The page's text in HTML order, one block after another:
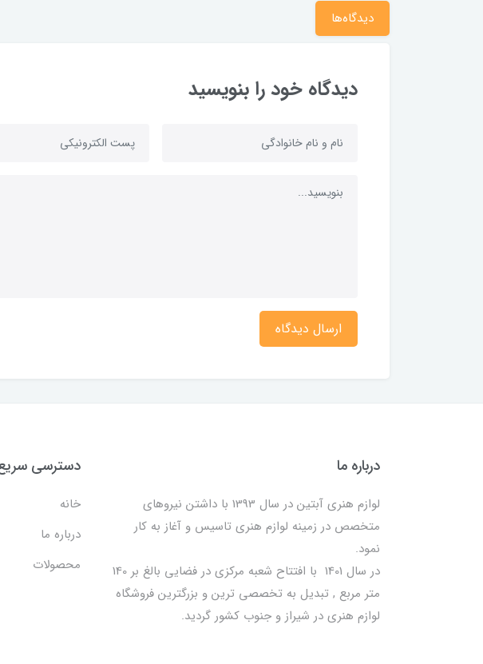
دیدگاه‌ها
دیدگاه خود را بنویسید
ارسال دیدگاه
درباره ما
لوازم هنری آبتین در سال 1393 با داشتن نیروهای
متخصص در زمینه لوازم هنری تاسیس و آغاز به کار
نمود.
در سال 1401 با افتتاح شعبه مرکزی در فضایی بالغ بر 140
متر مربع , تبدیل به تخصصی ترین و بزرگترین فروشگاه
لوازم هنری در شیراز و جنوب کشور گردید.
دسترسی
خانه
درباره ما
محصولات